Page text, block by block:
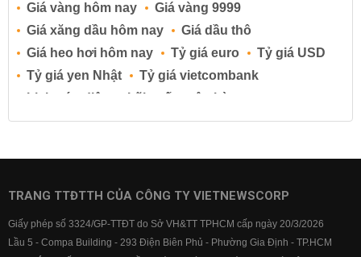
Giá vàng hôm nay
Giá vàng 9999
Giá xăng dầu hôm nay
Giá dầu thô
Giá heo hơi hôm nay
Tỷ giá euro
Tỷ giá USD
Tỷ giá yen Nhật
Tỷ giá vietcombank
Lịch cúp điện
Lãi suất ngân hàng
Lãi suất tiết kiệm
Lãi suất tiền gửi
Lãi suất ngân hàng BIDV
Lãi suất ngân hàng Vietcombank
TRANG TTĐTTH CỦA CÔNG TY VIETNEWSCORP
Giấy phép số 3324/GP-TTĐT do Sở VH&TT TPHCM cấp ngày 20/3/2026
Lầu 5 - Compa Building - 293 Điện Biên Phủ - Phường Gia Định - TP.HCM